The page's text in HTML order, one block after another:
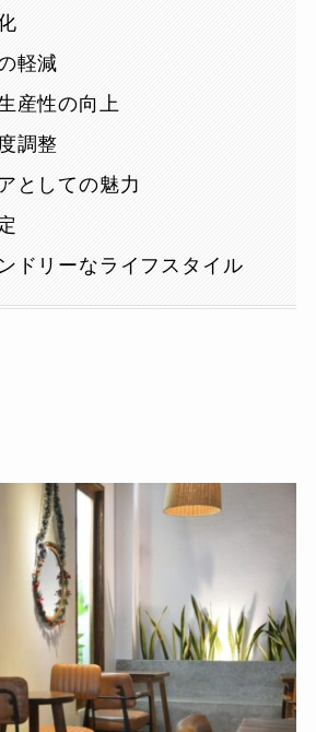
軽減
産性の向上
調整
としての魅力
ドリーなライフスタイル